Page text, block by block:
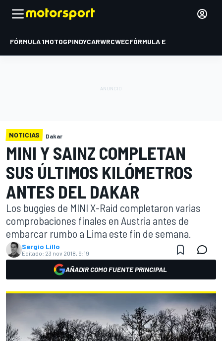
FÓRMULA 1MOTOGPINDYCARWRCWECFÓRMULA E
NOTICIAS Dakar
MINI Y SAINZ COMPLETAN
SUS ÚLTIMOS KILÓMETROS
ANTES DEL DAKAR
Los buggies de MINI X-Raid completaron varias
comprobaciones finales en Austria antes de
embarcar rumbo a Lima este fin de semana.
Sergio Lillo
Editado: 23 nov 2018, 9:19
AÑADIR COMO FUENTE PRINCIPAL